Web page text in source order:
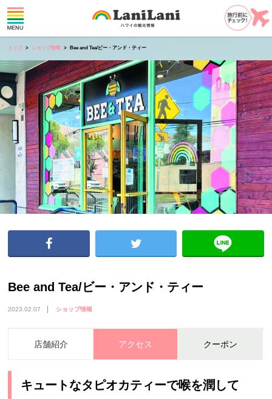
トップ ショップ情報 Bee and Tea/ビー・アンド・ティー
Bee and Tea/ビー・アンド・ティー
2023.02.07 ショップ情報
店舗紹介 アクセス クーポン
キュートなタピオカティーで喉を潤して